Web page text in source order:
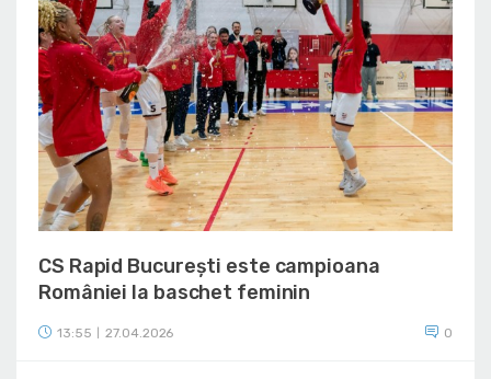
CS Rapid București este campioana
României la baschet feminin
13:55 27.04.2026 0